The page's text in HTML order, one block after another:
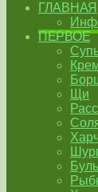
ГЛАВНАЯ
ПЕРВОЕ
Щи